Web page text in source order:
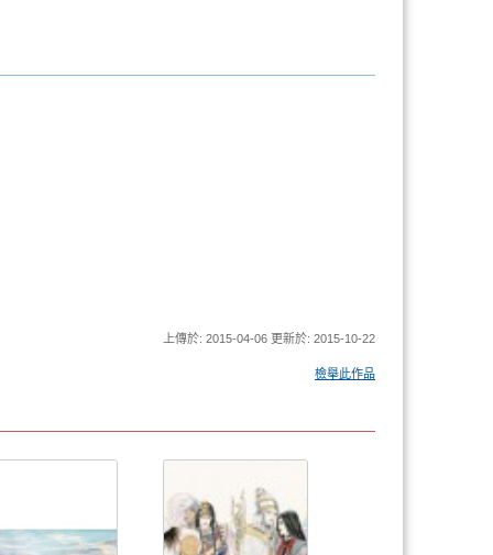
上傳於: 2015-04-06 更新於: 2015-10-22
檢舉此作品